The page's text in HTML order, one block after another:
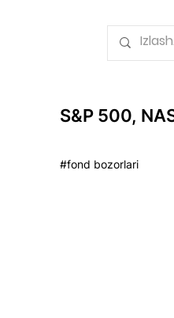
S&P 500,
#fond bozorlari